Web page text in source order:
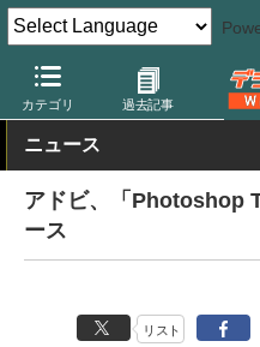
カテゴリ 過去記事
デジカメ Watch PC/モバイル
ニュース
アドビ、「Photoshop
ース
リスト